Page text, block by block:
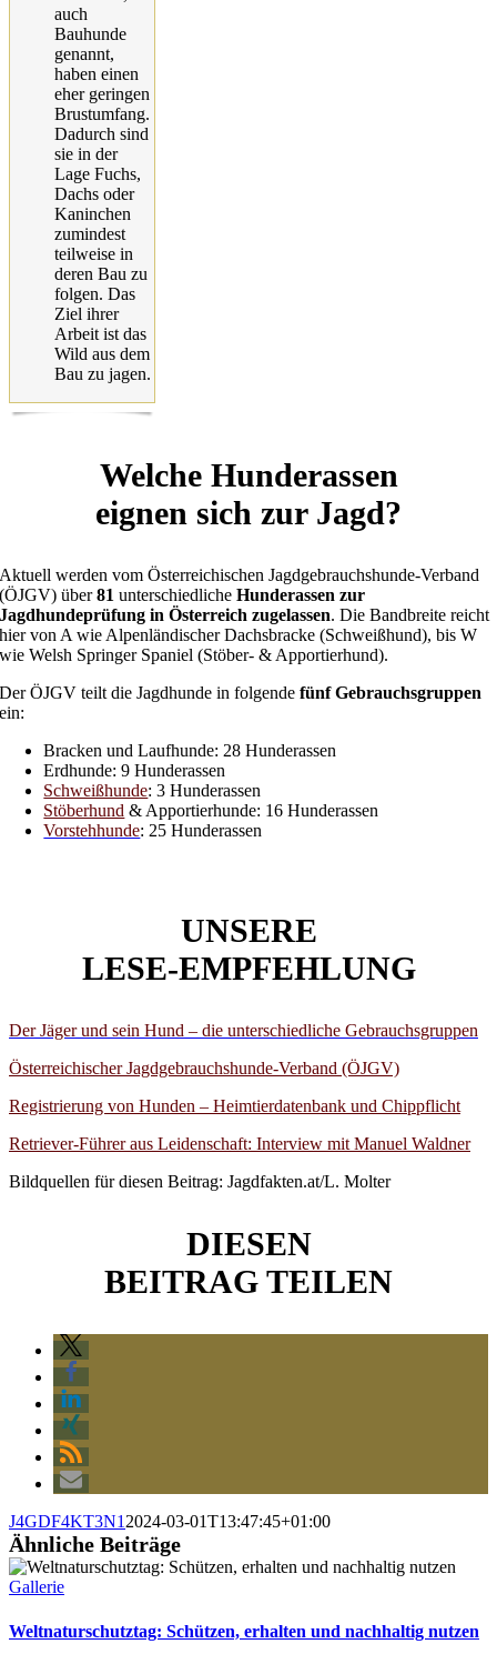
auch
Bauhunde
genannt,
haben einen
eher geringen
Brustumfang.
Dadurch sind
sie in der
Lage Fuchs,
Dachs oder
Kaninchen
zumindest
teilweise in
deren Bau zu
folgen. Das
Ziel ihrer
Arbeit ist das
Wild aus dem
Bau zu jagen.
Welche Hunderassen
eignen sich zur Jagd?
Aktuell werden vom Österreichischen Jagdgebrauchshunde-Verband
(ÖJGV) über81unterschiedlicheHunderassen zur
Jagdhundeprüfung in Österreich zugelassen. Die Bandbreite reicht
hier von A wie Alpenländischer Dachsbracke (Schweißhund), bis W
wie Welsh Springer Spaniel (Stöber- & Apportierhund).
Der ÖJGV teilt die Jagdhunde in folgendefünf Gebrauchsgruppen
ein:
Bracken und Laufhunde: 28 Hunderassen
Erdhunde: 9 Hunderassen
Schweißhunde: 3 Hunderassen
Stöberhund & Apportierhunde: 16 Hunderassen
Vorstehhunde: 25 Hunderassen
UNSERE
LESE-EMPFEHLUNG
Der Jäger und sein Hund – die unterschiedliche Gebrauchsgruppen
Österreichischer Jagdgebrauchshunde-Verband (ÖJGV)
Registrierung von Hunden – Heimtierdatenbank und Chippflicht
Retriever-Führer aus Leidenschaft: Interview mit Manuel Waldner
Bildquellen für diesen Beitrag: Jagdfakten.at/L. Molter
DIESEN
BEITRAG TEILEN
J4GDF4KT3N12024-03-01T13:47:45+01:00
Ähnliche Beiträge
Gallerie
Weltnaturschutztag: Schützen, erhalten und nachhaltig nutzen